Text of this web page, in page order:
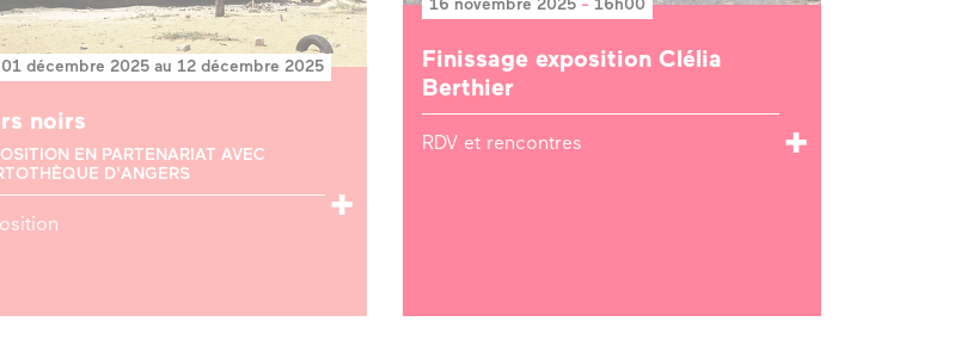
01 décembre 2025 au 12 décembre 2025
noirs
EN PARTENARIAT AVEC
D'ANGERS
16 novembre 2025 - 16h00
Finissage exposition Clélia
Berthier
RDV et rencontres